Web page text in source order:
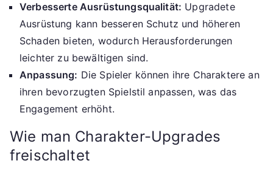
Verbesserte Ausrüstungsqualität: Upgradete
Ausrüstung kann besseren Schutz und höheren
Schaden bieten, wodurch Herausforderungen
leichter zu bewältigen sind.
Anpassung: Die Spieler können ihre Charaktere an
ihren bevorzugten Spielstil anpassen, was das
Engagement erhöht.
Wie man Charakter-Upgrades
freischaltet